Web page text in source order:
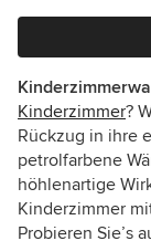
Kinderzimmer?
Rückzug in ihre
petrolfarbene
höhlenartige
Kinderzimmer
Probieren Sie’s